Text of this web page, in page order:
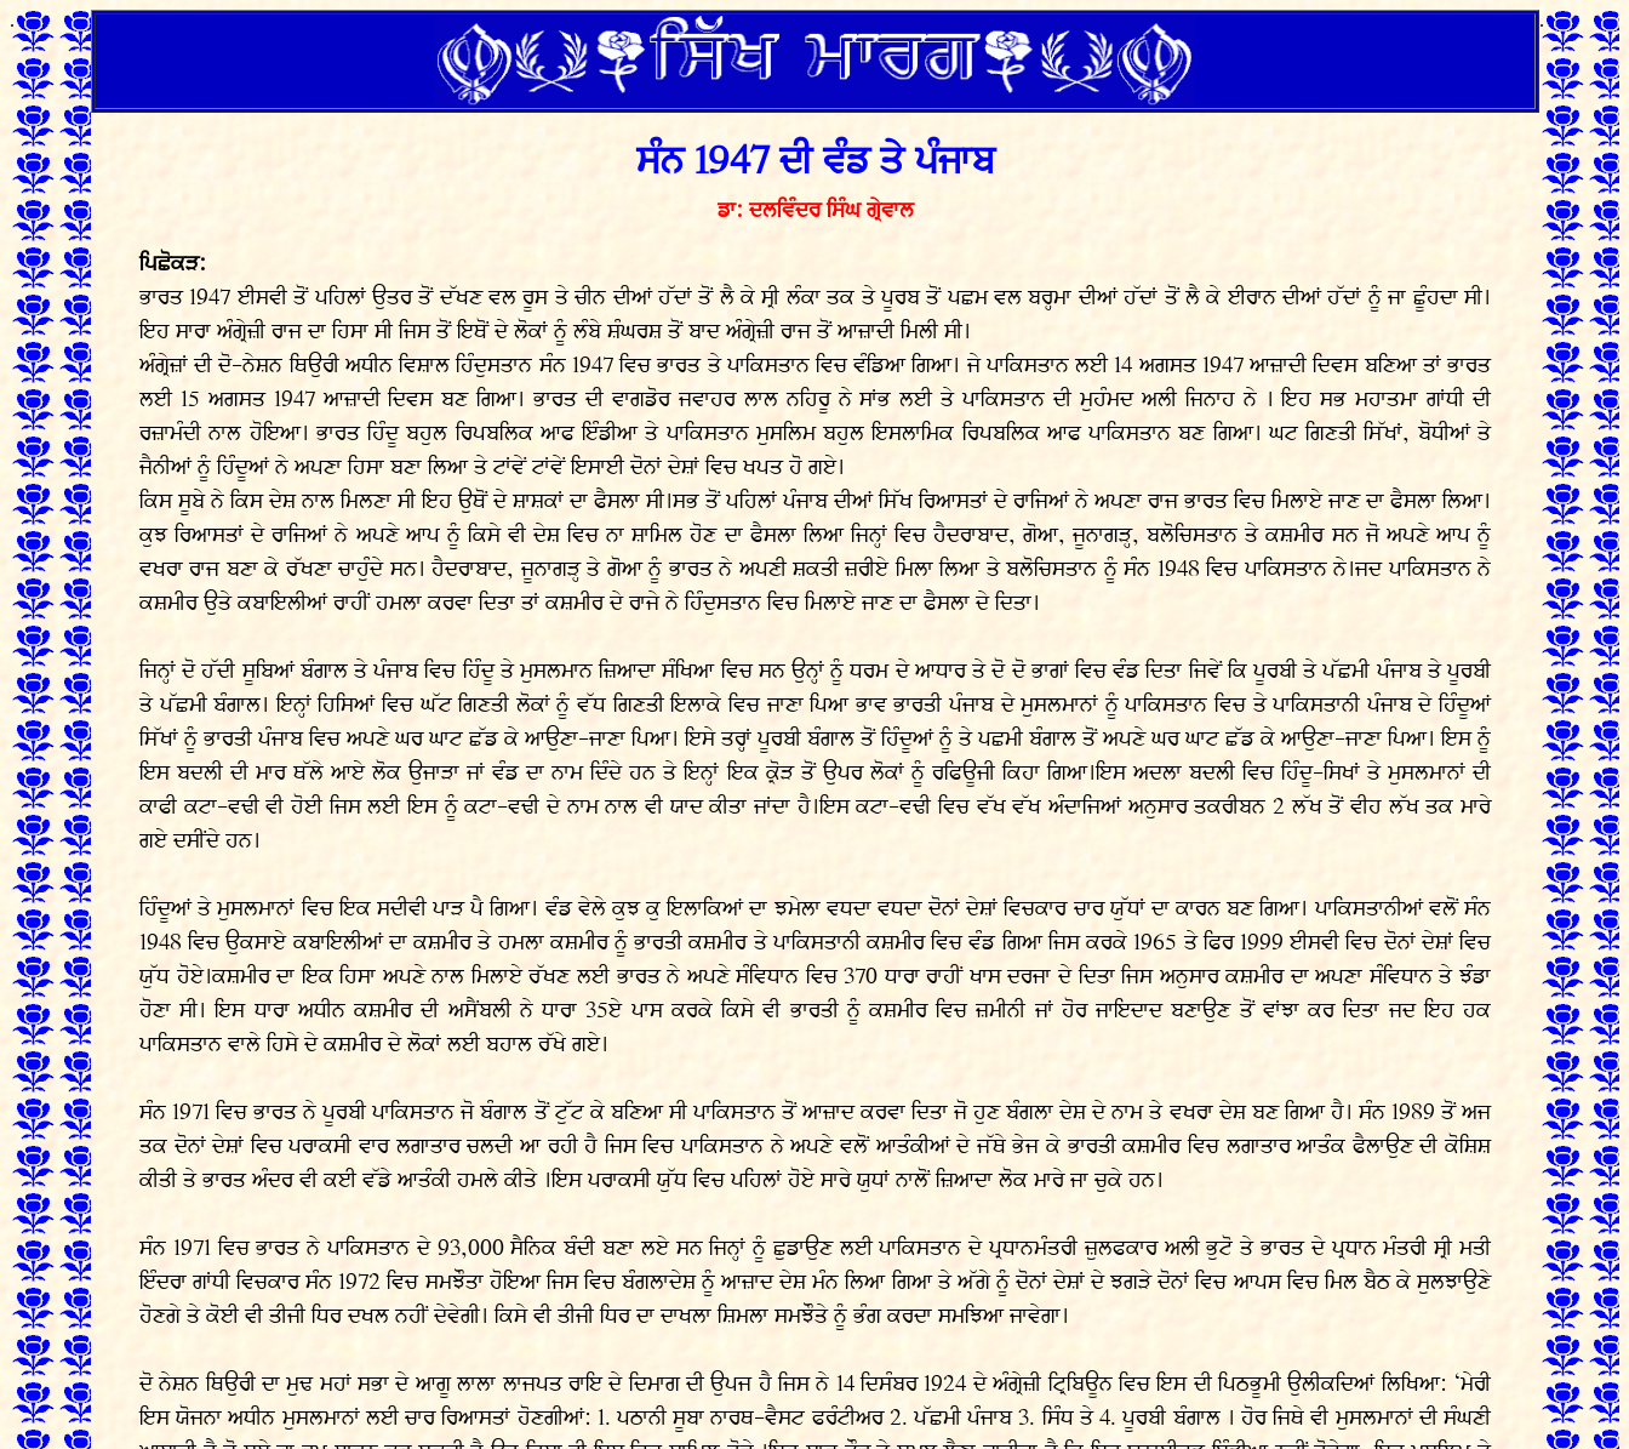
.
ਸੰਨ 1947 ਦੀ ਵੰਡ ਤੇ ਪੰਜਾਬ
ਡਾ: ਦਲਵਿੰਦਰ ਸਿੰਘ ਗ੍ਰੇਵਾਲ
ਪਿਛੋਕੜ:
ਭਾਰਤ 1947 ਈਸਵੀ ਤੋਂ ਪਹਿਲਾਂ ਉਤਰ ਤੋਂ ਦੱਖਣ ਵਲ ਰੂਸ ਤੇ ਚੀਨ ਦੀਆਂ ਹੱਦਾਂ ਤੋਂ ਲੈ ਕੇ ਸ੍ਰੀ ਲੰਕਾ ਤਕ ਤੇ ਪੂਰਬ ਤੋਂ ਪਛਮ ਵਲ ਬਰ੍ਹਮਾ ਦੀਆਂ ਹੱਦਾਂ ਤੋਂ ਲੈ ਕੇ ਈਰਾਨ ਦੀਆਂ ਹੱਦਾਂ ਨੂੰ ਜਾ ਛੂੰਹਦਾ ਸੀ।
ਇਹ ਸਾਰਾ ਅੰਗ੍ਰੇਜ਼ੀ ਰਾਜ ਦਾ ਹਿਸਾ ਸੀ ਜਿਸ ਤੋਂ ਇਥੋਂ ਦੇ ਲੋਕਾਂ ਨੂੰ ਲੰਬੇ ਸ਼ੰਘਰਸ਼ ਤੋਂ ਬਾਦ ਅੰਗ੍ਰੇਜ਼ੀ ਰਾਜ ਤੋਂ ਆਜ਼ਾਦੀ ਮਿਲੀ ਸੀ।
ਅੰਗ੍ਰੇਜ਼ਾਂ ਦੀ ਦੋ-ਨੇਸ਼ਨ ਥਿਉਰੀ ਅਧੀਨ ਵਿਸ਼ਾਲ ਹਿੰਦੁਸਤਾਨ ਸੰਨ 1947 ਵਿਚ ਭਾਰਤ ਤੇ ਪਾਕਿਸਤਾਨ ਵਿਚ ਵੰਡਿਆ ਗਿਆ। ਜੇ ਪਾਕਿਸਤਾਨ ਲਈ 14 ਅਗਸਤ 1947 ਆਜ਼ਾਦੀ ਦਿਵਸ ਬਣਿਆ ਤਾਂ ਭਾਰਤ
ਲਈ 15 ਅਗਸਤ 1947 ਆਜ਼ਾਦੀ ਦਿਵਸ ਬਣ ਗਿਆ। ਭਾਰਤ ਦੀ ਵਾਗਡੋਰ ਜਵਾਹਰ ਲਾਲ ਨਹਿਰੂ ਨੇ ਸਾਂਭ ਲਈ ਤੇ ਪਾਕਿਸਤਾਨ ਦੀ ਮੁਹੰਮਦ ਅਲੀ ਜਿਨਾਹ ਨੇ । ਇਹ ਸਭ ਮਹਾਤਮਾ ਗਾਂਧੀ ਦੀ
ਰਜ਼ਾਮੰਦੀ ਨਾਲ ਹੋਇਆ। ਭਾਰਤ ਹਿੰਦੂ ਬਹੁਲ ਰਿਪਬਲਿਕ ਆਫ ਇੰਡੀਆ ਤੇ ਪਾਕਿਸਤਾਨ ਮੁਸਲਿਮ ਬਹੁਲ ਇਸਲਾਮਿਕ ਰਿਪਬਲਿਕ ਆਫ ਪਾਕਿਸਤਾਨ ਬਣ ਗਿਆ। ਘਟ ਗਿਣਤੀ ਸਿੱਖਾਂ, ਬੋਧੀਆਂ ਤੇ
ਜੈਨੀਆਂ ਨੂੰ ਹਿੰਦੂਆਂ ਨੇ ਅਪਣਾ ਹਿਸਾ ਬਣਾ ਲਿਆ ਤੇ ਟਾਂਵੇਂ ਟਾਂਵੇਂ ਇਸਾਈ ਦੋਨਾਂ ਦੇਸ਼ਾਂ ਵਿਚ ਖਪਤ ਹੋ ਗਏ।
ਕਿਸ ਸੂਬੇ ਨੇ ਕਿਸ ਦੇਸ਼ ਨਾਲ ਮਿਲਣਾ ਸੀ ਇਹ ਉਥੋਂ ਦੇ ਸ਼ਾਸ਼ਕਾਂ ਦਾ ਫੈਸਲਾ ਸੀ।ਸਭ ਤੋਂ ਪਹਿਲਾਂ ਪੰਜਾਬ ਦੀਆਂ ਸਿੱਖ ਰਿਆਸਤਾਂ ਦੇ ਰਾਜਿਆਂ ਨੇ ਅਪਣਾ ਰਾਜ ਭਾਰਤ ਵਿਚ ਮਿਲਾਏ ਜਾਣ ਦਾ ਫੈਸਲਾ ਲਿਆ।
ਕੁਝ ਰਿਆਸਤਾਂ ਦੇ ਰਾਜਿਆਂ ਨੇ ਅਪਣੇ ਆਪ ਨੂੰ ਕਿਸੇ ਵੀ ਦੇਸ਼ ਵਿਚ ਨਾ ਸ਼ਾਮਿਲ ਹੋਣ ਦਾ ਫੈਸਲਾ ਲਿਆ ਜਿਨ੍ਹਾਂ ਵਿਚ ਹੈਦਰਾਬਾਦ, ਗੋਆ, ਜੂਨਾਗੜ੍ਹ, ਬਲੋਚਿਸਤਾਨ ਤੇ ਕਸ਼ਮੀਰ ਸਨ ਜੋ ਅਪਣੇ ਆਪ ਨੂੰ
ਵਖਰਾ ਰਾਜ ਬਣਾ ਕੇ ਰੱਖਣਾ ਚਾਹੁੰਦੇ ਸਨ। ਹੈਦਰਾਬਾਦ, ਜੂਨਾਗੜ੍ਹ ਤੇ ਗੋਆ ਨੂੰ ਭਾਰਤ ਨੇ ਅਪਣੀ ਸ਼ਕਤੀ ਜ਼ਰੀਏ ਮਿਲਾ ਲਿਆ ਤੇ ਬਲੋਚਿਸਤਾਨ ਨੂੰ ਸੰਨ 1948 ਵਿਚ ਪਾਕਿਸਤਾਨ ਨੇ।ਜਦ ਪਾਕਿਸਤਾਨ ਨੇ
ਕਸ਼ਮੀਰ ਉਤੇ ਕਬਾਇਲੀਆਂ ਰਾਹੀਂ ਹਮਲਾ ਕਰਵਾ ਦਿਤਾ ਤਾਂ ਕਸ਼ਮੀਰ ਦੇ ਰਾਜੇ ਨੇ ਹਿੰਦੁਸਤਾਨ ਵਿਚ ਮਿਲਾਏ ਜਾਣ ਦਾ ਫੈਸਲਾ ਦੇ ਦਿਤਾ।
ਜਿਨ੍ਹਾਂ ਦੋ ਹੱਦੀ ਸੂਬਿਆਂ ਬੰਗਾਲ ਤੇ ਪੰਜਾਬ ਵਿਚ ਹਿੰਦੂ ਤੇ ਮੁਸਲਮਾਨ ਜ਼ਿਆਦਾ ਸੰਖਿਆ ਵਿਚ ਸਨ ਉਨ੍ਹਾਂ ਨੂੰ ਧਰਮ ਦੇ ਆਧਾਰ ਤੇ ਦੋ ਦੋ ਭਾਗਾਂ ਵਿਚ ਵੰਡ ਦਿਤਾ ਜਿਵੇਂ ਕਿ ਪੂਰਬੀ ਤੇ ਪੱਛਮੀ ਪੰਜਾਬ ਤੇ ਪੂਰਬੀ
ਤੇ ਪੱਛਮੀ ਬੰਗਾਲ। ਇਨ੍ਹਾਂ ਹਿਸਿਆਂ ਵਿਚ ਘੱਟ ਗਿਣਤੀ ਲੋਕਾਂ ਨੂੰ ਵੱਧ ਗਿਣਤੀ ਇਲਾਕੇ ਵਿਚ ਜਾਣਾ ਪਿਆ ਭਾਵ ਭਾਰਤੀ ਪੰਜਾਬ ਦੇ ਮੁਸਲਮਾਨਾਂ ਨੂੰ ਪਾਕਿਸਤਾਨ ਵਿਚ ਤੇ ਪਾਕਿਸਤਾਨੀ ਪੰਜਾਬ ਦੇ ਹਿੰਦੂਆਂ
ਸਿੱਖਾਂ ਨੂੰ ਭਾਰਤੀ ਪੰਜਾਬ ਵਿਚ ਅਪਣੇ ਘਰ ਘਾਟ ਛੱਡ ਕੇ ਆਉਣਾ-ਜਾਣਾ ਪਿਆ। ਇਸੇ ਤਰ੍ਹਾਂ ਪੂਰਬੀ ਬੰਗਾਲ ਤੋਂ ਹਿੰਦੂਆਂ ਨੂੰ ਤੇ ਪਛਮੀ ਬੰਗਾਲ ਤੋਂ ਅਪਣੇ ਘਰ ਘਾਟ ਛੱਡ ਕੇ ਆਉਣਾ-ਜਾਣਾ ਪਿਆ। ਇਸ ਨੂੰ
ਇਸ ਬਦਲੀ ਦੀ ਮਾਰ ਥੱਲੇ ਆਏ ਲੋਕ ਉਜਾੜਾ ਜਾਂ ਵੰਡ ਦਾ ਨਾਮ ਦਿੰਦੇ ਹਨ ਤੇ ਇਨ੍ਹਾਂ ਇਕ ਕ੍ਰੋੜ ਤੋਂ ਉਪਰ ਲੋਕਾਂ ਨੂੰ ਰਫਿਊਜੀ ਕਿਹਾ ਗਿਆ।ਇਸ ਅਦਲਾ ਬਦਲੀ ਵਿਚ ਹਿੰਦੂ-ਸਿਖਾਂ ਤੇ ਮੁਸਲਮਾਨਾਂ ਦੀ
ਕਾਫੀ ਕਟਾ-ਵਢੀ ਵੀ ਹੋਈ ਜਿਸ ਲਈ ਇਸ ਨੂੰ ਕਟਾ-ਵਢੀ ਦੇ ਨਾਮ ਨਾਲ ਵੀ ਯਾਦ ਕੀਤਾ ਜਾਂਦਾ ਹੈ।ਇਸ ਕਟਾ-ਵਢੀ ਵਿਚ ਵੱਖ ਵੱਖ ਅੰਦਾਜਿਆਂ ਅਨੁਸਾਰ ਤਕਰੀਬਨ 2 ਲੱਖ ਤੋਂ ਵੀਹ ਲੱਖ ਤਕ ਮਾਰੇ
ਗਏ ਦਸੀਂਦੇ ਹਨ।
ਹਿੰਦੂਆਂ ਤੇ ਮੁਸਲਮਾਨਾਂ ਵਿਚ ਇਕ ਸਦੀਵੀ ਪਾੜ ਪੈ ਗਿਆ। ਵੰਡ ਵੇਲੇ ਕੁਝ ਕੁ ਇਲਾਕਿਆਂ ਦਾ ਝਮੇਲਾ ਵਧਦਾ ਵਧਦਾ ਦੋਨਾਂ ਦੇਸ਼ਾਂ ਵਿਚਕਾਰ ਚਾਰ ਯੁੱਧਾਂ ਦਾ ਕਾਰਨ ਬਣ ਗਿਆ। ਪਾਕਿਸਤਾਨੀਆਂ ਵਲੋਂ ਸੰਨ
1948 ਵਿਚ ਉਕਸਾਏ ਕਬਾਇਲੀਆਂ ਦਾ ਕਸ਼ਮੀਰ ਤੇ ਹਮਲਾ ਕਸ਼ਮੀਰ ਨੂੰ ਭਾਰਤੀ ਕਸ਼ਮੀਰ ਤੇ ਪਾਕਿਸਤਾਨੀ ਕਸ਼ਮੀਰ ਵਿਚ ਵੰਡ ਗਿਆ ਜਿਸ ਕਰਕੇ 1965 ਤੇ ਫਿਰ 1999 ਈਸਵੀ ਵਿਚ ਦੋਨਾਂ ਦੇਸ਼ਾਂ ਵਿਚ
ਯੁੱਧ ਹੋਏ।ਕਸ਼ਮੀਰ ਦਾ ਇਕ ਹਿਸਾ ਅਪਣੇ ਨਾਲ ਮਿਲਾਏ ਰੱਖਣ ਲਈ ਭਾਰਤ ਨੇ ਅਪਣੇ ਸੰਵਿਧਾਨ ਵਿਚ 370 ਧਾਰਾ ਰਾਹੀਂ ਖਾਸ ਦਰਜਾ ਦੇ ਦਿਤਾ ਜਿਸ ਅਨੁਸਾਰ ਕਸ਼ਮੀਰ ਦਾ ਅਪਣਾ ਸੰਵਿਧਾਨ ਤੇ ਝੰਡਾ
ਹੋਣਾ ਸੀ। ਇਸ ਧਾਰਾ ਅਧੀਨ ਕਸ਼ਮੀਰ ਦੀ ਅਸੈਂਬਲੀ ਨੇ ਧਾਰਾ 35ਏ ਪਾਸ ਕਰਕੇ ਕਿਸੇ ਵੀ ਭਾਰਤੀ ਨੂੰ ਕਸ਼ਮੀਰ ਵਿਚ ਜ਼ਮੀਨੀ ਜਾਂ ਹੋਰ ਜਾਇਦਾਦ ਬਣਾਉਣ ਤੋਂ ਵਾਂਝਾ ਕਰ ਦਿਤਾ ਜਦ ਇਹ ਹਕ
ਪਾਕਿਸਤਾਨ ਵਾਲੇ ਹਿਸੇ ਦੇ ਕਸ਼ਮੀਰ ਦੇ ਲੋਕਾਂ ਲਈ ਬਹਾਲ ਰੱਖੇ ਗਏ।
ਸੰਨ 1971 ਵਿਚ ਭਾਰਤ ਨੇ ਪੂਰਬੀ ਪਾਕਿਸਤਾਨ ਜੋ ਬੰਗਾਲ ਤੋਂ ਟੁੱਟ ਕੇ ਬਣਿਆ ਸੀ ਪਾਕਿਸਤਾਨ ਤੋਂ ਆਜ਼ਾਦ ਕਰਵਾ ਦਿਤਾ ਜੋ ਹੁਣ ਬੰਗਲਾ ਦੇਸ਼ ਦੇ ਨਾਮ ਤੇ ਵਖਰਾ ਦੇਸ਼ ਬਣ ਗਿਆ ਹੈ। ਸੰਨ 1989 ਤੋਂ ਅਜ
ਤਕ ਦੋਨਾਂ ਦੇਸ਼ਾਂ ਵਿਚ ਪਰਾਕਸੀ ਵਾਰ ਲਗਾਤਾਰ ਚਲਦੀ ਆ ਰਹੀ ਹੈ ਜਿਸ ਵਿਚ ਪਾਕਿਸਤਾਨ ਨੇ ਅਪਣੇ ਵਲੋਂ ਆਤੰਕੀਆਂ ਦੇ ਜੱਥੇ ਭੇਜ ਕੇ ਭਾਰਤੀ ਕਸ਼ਮੀਰ ਵਿਚ ਲਗਾਤਾਰ ਆਤੰਕ ਫੈਲਾਉਣ ਦੀ ਕੋਸ਼ਿਸ਼
ਕੀਤੀ ਤੇ ਭਾਰਤ ਅੰਦਰ ਵੀ ਕਈ ਵੱਡੇ ਆਤੰਕੀ ਹਮਲੇ ਕੀਤੇ ।ਇਸ ਪਰਾਕਸੀ ਯੁੱਧ ਵਿਚ ਪਹਿਲਾਂ ਹੋਏ ਸਾਰੇ ਯੁਧਾਂ ਨਾਲੋਂ ਜ਼ਿਆਦਾ ਲੋਕ ਮਾਰੇ ਜਾ ਚੁਕੇ ਹਨ।
ਸੰਨ 1971 ਵਿਚ ਭਾਰਤ ਨੇ ਪਾਕਿਸਤਾਨ ਦੇ 93,000 ਸੈਨਿਕ ਬੰਦੀ ਬਣਾ ਲਏ ਸਨ ਜਿਨ੍ਹਾਂ ਨੂੰ ਛੁਡਾਉਣ ਲਈ ਪਾਕਿਸਤਾਨ ਦੇ ਪ੍ਰਧਾਨਮੰਤਰੀ ਜ਼ੁਲਫਕਾਰ ਅਲੀ ਭੁਟੋ ਤੇ ਭਾਰਤ ਦੇ ਪ੍ਰਧਾਨ ਮੰਤਰੀ ਸ੍ਰੀ ਮਤੀ
ਇੰਦਰਾ ਗਾਂਧੀ ਵਿਚਕਾਰ ਸੰਨ 1972 ਵਿਚ ਸਮਝੌਤਾ ਹੋਇਆ ਜਿਸ ਵਿਚ ਬੰਗਲਾਦੇਸ਼ ਨੂੰ ਆਜ਼ਾਦ ਦੇਸ਼ ਮੰਨ ਲਿਆ ਗਿਆ ਤੇ ਅੱਗੇ ਨੂੰ ਦੋਨਾਂ ਦੇਸ਼ਾਂ ਦੇ ਝਗੜੇ ਦੋਨਾਂ ਵਿਚ ਆਪਸ ਵਿਚ ਮਿਲ ਬੈਠ ਕੇ ਸੁਲਝਾਉਣੇ
ਹੋਣਗੇ ਤੇ ਕੋਈ ਵੀ ਤੀਜੀ ਧਿਰ ਦਖਲ ਨਹੀਂ ਦੇਵੇਗੀ। ਕਿਸੇ ਵੀ ਤੀਜੀ ਧਿਰ ਦਾ ਦਾਖਲਾ ਸ਼ਿਮਲਾ ਸਮਝੌਤੇ ਨੂੰ ਭੰਗ ਕਰਦਾ ਸਮਝਿਆ ਜਾਵੇਗਾ।
ਦੋ ਨੇਸ਼ਨ ਥਿਉਰੀ ਦਾ ਮੁਢ ਮਹਾਂ ਸਭਾ ਦੇ ਆਗੂ ਲਾਲਾ ਲਾਜਪਤ ਰਾਇ ਦੇ ਦਿਮਾਗ ਦੀ ਉਪਜ ਹੈ ਜਿਸ ਨੇ 14 ਦਿਸੰਬਰ 1924 ਦੇ ਅੰਗ੍ਰੇਜ਼ੀ ਟ੍ਰਿਬਿਊਨ ਵਿਚ ਇਸ ਦੀ ਪਿਠਭੂਮੀ ਉਲੀਕਦਿਆਂ ਲਿਖਿਆ: ‘ਮੇਰੀ
ਇਸ ਯੋਜਨਾ ਅਧੀਨ ਮੁਸਲਮਾਨਾਂ ਲਈ ਚਾਰ ਰਿਆਸਤਾਂ ਹੋਣਗੀਆਂ: 1. ਪਠਾਨੀ ਸੂਬਾ ਨਾਰਥ-ਵੈਸਟ ਫਰੰਟੀਅਰ 2. ਪੱਛਮੀ ਪੰਜਾਬ 3. ਸਿੰਧ ਤੇ 4. ਪੂਰਬੀ ਬੰਗਾਲ । ਹੋਰ ਜਿਥੇ ਵੀ ਮੁਸਲਮਾਨਾਂ ਦੀ ਸੰਘਣੀ
.